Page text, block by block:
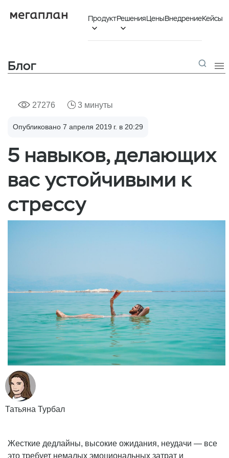
Продукт

Решения

ЦеныВнедрениеКейсы
Блог 
27276 3 минуты
Опубликовано 7 апреля 2019 г. в 20:29
5 навыков, делающих
вас устойчивыми к
стрессу
Жесткие дедлайны, высокие ожидания, неудачи — все
это требует немалых эмоциональных затрат и
Татьяна Турбал